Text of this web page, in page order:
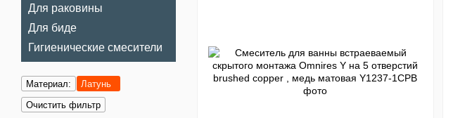
Для раковины
Для биде
Гигиенические смесители
Материал:
Латунь
Очистить фильтр